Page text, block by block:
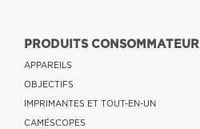
PRODUITS CONSOMMATEUR
APPAREILS
OBJECTIFS
IMPRIMANTES ET TOUT-EN-UN
CAMÉSCOPES